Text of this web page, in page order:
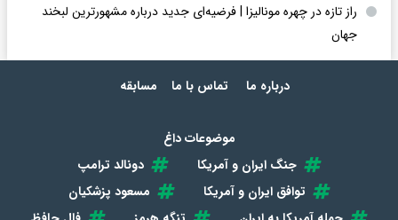
راز تازه در چهره مونالیزا | فرضیه‌ای جدید درباره مشهورترین لبخند
جهان
درباره ما تماس با ما مسابقه
موضوعات داغ
جنگ ایران و آمریکا
دونالد ترامپ
توافق ایران و آمریکا
مسعود پزشکیان